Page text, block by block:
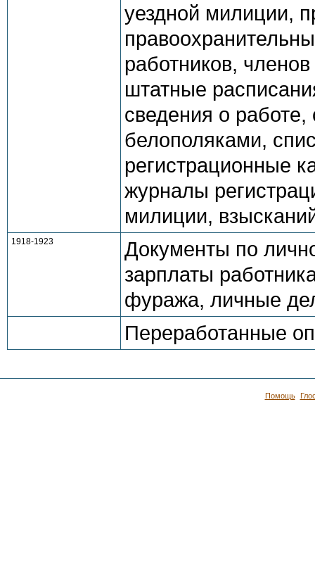
уездной милиции,
работников,
штатные
сведения о
белополяками,
регистрационные
журналы
милиции,
1918-1923
Документы по
зарплаты
фуража, личные
Переработанные
Помощь